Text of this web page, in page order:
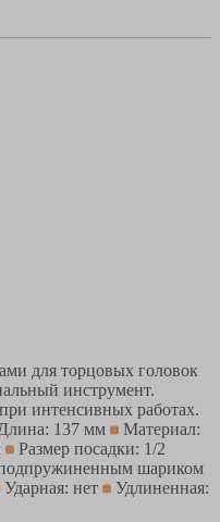
для торцовых головок
инструмент.
интенсивных работах.
Длина: 137 мм
Материал:
Размер посадки: 1/2
шариком
Ударная: нет
Удлиненная: